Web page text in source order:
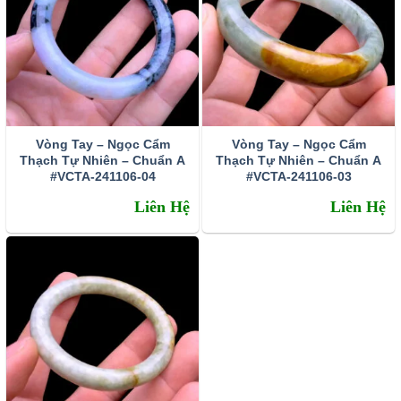
chuyền
Thạch anh tóc vàng có trường năng lượng vô cùng mạnh
mẽ, có khả năng trấn tĩnh, điều hòa tinh thần và lấy lại sự
tự tin cho chủ nhân. Trong những trường hợp còn do dự
hay thiếu quyết đoán về một vấn đề gì đó. Hãy đeo vòng
tay thạch anh tóc vàng hoặc để gần thái dương. Kết hợp
thở gấp trong một thời gian ngắn, bạn sẽ nhanh chóng lấy
Vòng Tay – Ngọc Cẩm
Thạch Tự Nhiên – Chuẩn A
#VCTA-241106-04
Liên Hệ
Vòng Tay – Ngọc Cẩm
Thạch Tự Nhiên – Chuẩn A
#VCTA-241106-03
Liên Hệ